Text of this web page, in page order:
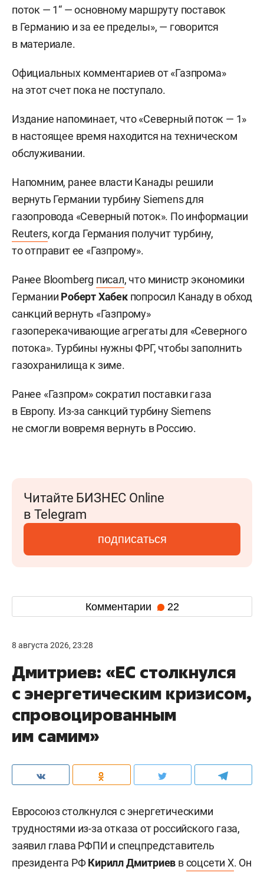
поток — 1“ — основному маршруту поставок
в Германию и за ее пределы», — говорится
в материале.
Официальных комментариев от «Газпрома»
на этот счет пока не поступало.
Издание напоминает, что «Северный поток — 1»
в настоящее время находится на техническом
обслуживании.
Напомним, ранее власти Канады решили
вернуть Германии турбину Siemens для
газопровода «Северный поток». По информации
Reuters, когда Германия получит турбину,
то отправит ее «Газпрому».
Ранее Bloomberg писал, что министр экономики
Германии Роберт Хабекпопросил Канаду в обход
санкций вернуть «Газпрому»
газоперекачивающие агрегаты для «Северного
потока». Турбины нужны ФРГ, чтобы заполнить
газохранилища к зиме.
Ранее «Газпром» сократил поставки газа
в Европу. Из-за санкций турбину Siemens
не смогли вовремя вернуть в Россию.
Читайте БИЗНЕС Online
в Telegram
подписаться
Комментарии 22
8 августа 2026, 23:28
Дмитриев: «ЕС столкнулся
с энергетическим кризисом,
спровоцированным
им самим»
Евросоюз столкнулся с энергетическими
трудностями из-за отказа от российского газа,
заявил глава РФПИ и спецпредставитель
президента РФКирилл Дмитриев всоцсети X. Он